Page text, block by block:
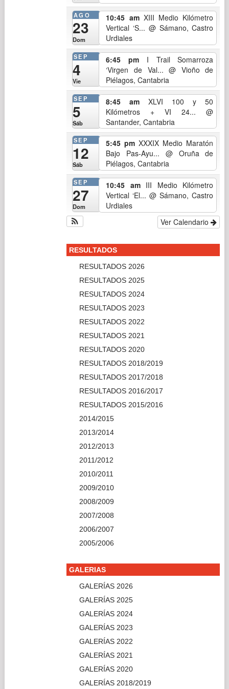
Ver Calendario
RESULTADOS
RESULTADOS 2026
RESULTADOS 2025
RESULTADOS 2024
RESULTADOS 2023
RESULTADOS 2022
RESULTADOS 2021
RESULTADOS 2020
RESULTADOS 2018/2019
RESULTADOS 2017/2018
RESULTADOS 2016/2017
RESULTADOS 2015/2016
2014/2015
2011/2012
2010/2011
2009/2010
2008/2009
2007/2008
2006/2007
2005/2006
GALERÍAS 2026
GALERÍAS 2025
GALERÍAS 2024
GALERÍAS 2023
GALERÍAS 2022
GALERÍAS 2021
GALERÍAS 2020
GALERÍAS 2018/2019
GALERÍAS 2017/2018
GALERÍAS 2016/2017
GALERÍAS 2015/2016
2014/2015
2013/2014
2011/2012
2010/2011
2009/2010
2008/2009
2007/2008
2006/2007
CAMPEONATOS
CAMPEONATOS 2026